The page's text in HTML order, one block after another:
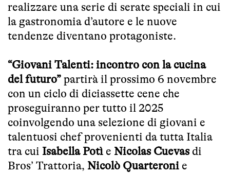
realizzare una serie di serate speciali in cui
la gastronomia d’autore e le nuove
tendenze diventano protagoniste.
“Giovani Talenti: incontro con la cucina
del futuro” partirà il prossimo 6 novembre
con un ciclo di diciassette cene che
proseguiranno per tutto il 2025
coinvolgendo una selezione di giovani e
talentuosi chef provenienti da tutta Italia
tra cui Isabella Potì e Nicolas Cuevasdi
Bros’ Trattoria, Nicolò Quarteroni e